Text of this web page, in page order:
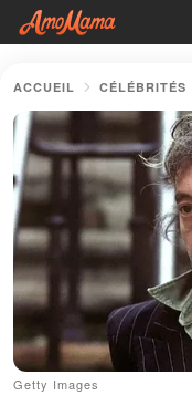
ACCUEIL CÉLÉBRITÉS
Getty Images